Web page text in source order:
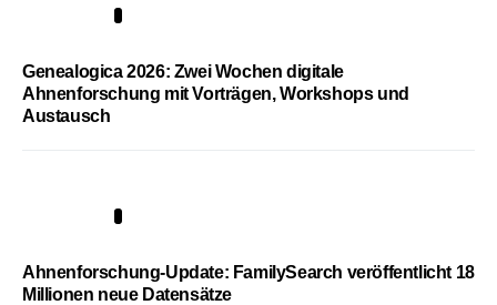
Genealogica 2026: Zwei Wochen digitale
Ahnenforschung mit Vorträgen, Workshops und
Austausch
Ahnenforschung-Update: FamilySearch veröffentlicht 18
Millionen neue Datensätze